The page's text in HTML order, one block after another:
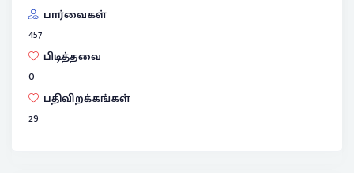
பார்வைகள்
457
பிடித்தவை
0
பதிவிறக்கங்கள்
29